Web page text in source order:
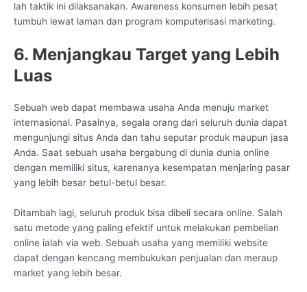
lah taktik ini dilaksanakan. Awareness konsumen lebih pesat
tumbuh lewat laman dan program komputerisasi marketing.
6. Menjangkau Target yang Lebih
Luas
Sebuah web dapat membawa usaha Anda menuju market
internasional. Pasalnya, segala orang dari seluruh dunia dapat
mengunjungi situs Anda dan tahu seputar produk maupun jasa
Anda. Saat sebuah usaha bergabung di dunia dunia online
dengan memiliki situs, karenanya kesempatan menjaring pasar
yang lebih besar betul-betul besar.
Ditambah lagi, seluruh produk bisa dibeli secara online. Salah
satu metode yang paling efektif untuk melakukan pembelian
online ialah via web. Sebuah usaha yang memiliki website
dapat dengan kencang membukukan penjualan dan meraup
market yang lebih besar.